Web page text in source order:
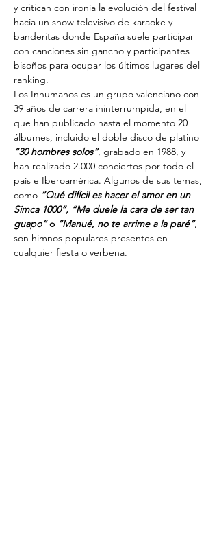
y critican con ironía la evolución del festival
hacia un show televisivo de karaoke y
banderitas donde España suele participar
con canciones sin gancho y participantes
bisoños para ocupar los últimos lugares del
ranking.
Los Inhumanos es un grupo valenciano con
39 años de carrera ininterrumpida, en el
que han publicado hasta el momento 20
álbumes, incluido el doble disco de platino
“30 hombres solos”, grabado en 1988, y
han realizado 2.000 conciertos por todo el
país e Iberoamérica. Algunos de sus temas,
como “Qué difícil es hacer el amor en un
Simca 1000”, “Me duele la cara de ser tan
guapo” o “Manué, no te arrime a la paré”,
son himnos populares presentes en
cualquier fiesta o verbena.